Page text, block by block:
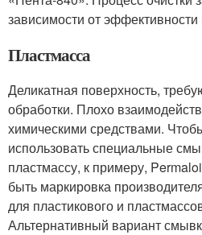
зависимости от
Пластмасса
Деликатная поверхность,
обработки. Плохо
химическими средствами.
использовать специальные
пластмассу, к примеру,
быть маркировка
для пластикового и
Альтернативный вариант